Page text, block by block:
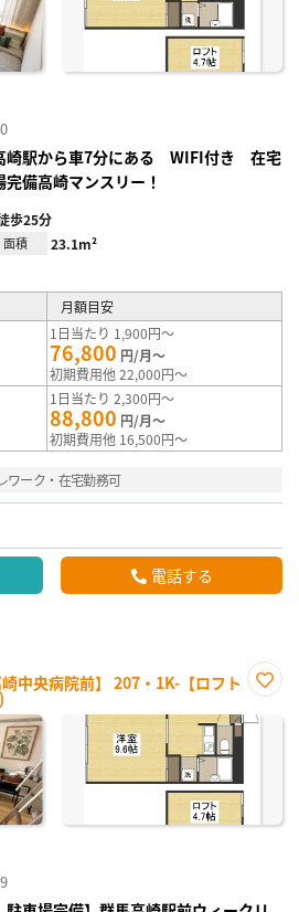
崎駅から車7分にある WIFI付き 在宅
備高崎マンスリー！
歩25分
面積 23.1m²
月額目安
1日当たり 1,900円～
76,800 円/月～
初期費用他 22,000円～
1日当たり 2,300円～
88,800 円/月～
初期費用他 16,500円～
ワーク・在宅勤務可
電話する
中央病院前】 207・1K-【ロフト
に入